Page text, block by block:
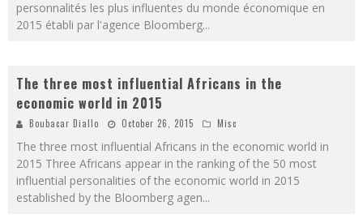
personnalités les plus influentes du monde économique en
2015 établi par l'agence Bloomberg...
The three most influential Africans in the
economic world in 2015
Boubacar Diallo October 26, 2015 Misc
The three most influential Africans in the economic world in
2015 Three Africans appear in the ranking of the 50 most
influential personalities of the economic world in 2015
established by the Bloomberg agen...